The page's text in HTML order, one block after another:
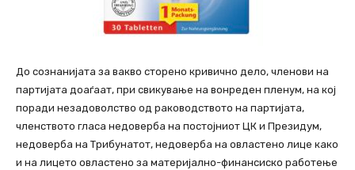
До сознанијата за вакво сторено кривично дело, членови на
партијата доаѓаат, при свикување на вонреден пленум, на кој
поради незадоволство од раководството на партијата,
членството гласа недоверба на постојниот ЦК и Президум,
недоверба на Трибунатот, недоверба на овластено лице како
и на лицето овластено за материјално-финансиско работење